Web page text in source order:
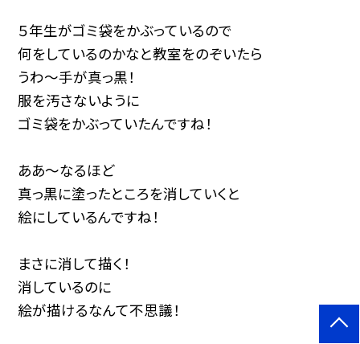
５年生がゴミ袋をかぶっているので
何をしているのかなと教室をのぞいたら
うわ～手が真っ黒！
服を汚さないように
ゴミ袋をかぶっていたんですね！
ああ～なるほど
真っ黒に塗ったところを消していくと
絵にしているんですね！
まさに消して描く！
消しているのに
絵が描けるなんて不思議！